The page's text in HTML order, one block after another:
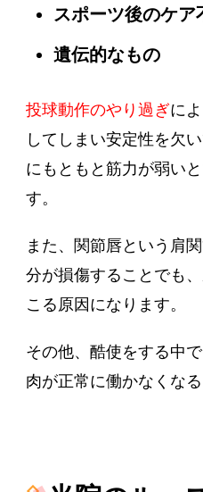
スポーツ後のケア
遺伝的なもの
投球動作のやり過ぎに
してしまい安定性を欠
にもともと筋力が弱い
す。
また、関節唇という肩
分が損傷することでも
こる原因になります。
その他、酷使をする中
肉が正常に働かなくなる